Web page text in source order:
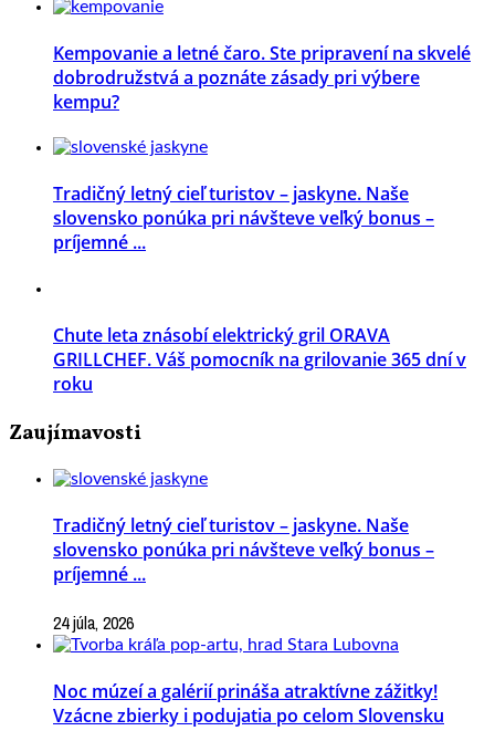
Kempovanie a letné čaro. Ste pripravení na skvelé
dobrodružstvá a poznáte zásady pri výbere
kempu?
Tradičný letný cieľ turistov – jaskyne. Naše
slovensko ponúka pri návšteve veľký bonus –
príjemné ...
Chute leta znásobí elektrický gril ORAVA
GRILLCHEF. Váš pomocník na grilovanie 365 dní v
roku
Zaujímavosti
Tradičný letný cieľ turistov – jaskyne. Naše
slovensko ponúka pri návšteve veľký bonus –
príjemné ...
24 júla, 2026
Noc múzeí a galérií prináša atraktívne zážitky!
Vzácne zbierky i podujatia po celom Slovensku